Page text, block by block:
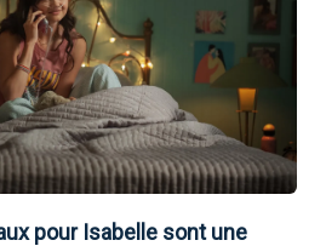
pour Isabelle sont une